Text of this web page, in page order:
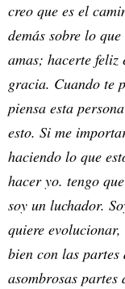
creo que es el
demás sobre lo
amas; hacerte feliz
gracia. Cuando te
piensa esta
esto. Si me
haciendo lo que
hacer yo. tengo
soy un luchador.
quiere
bien con las partes
asombrosas partes